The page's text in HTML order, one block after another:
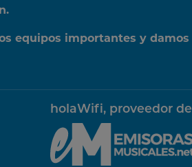
equipos importantes y damos
holaWifi, proveedor de